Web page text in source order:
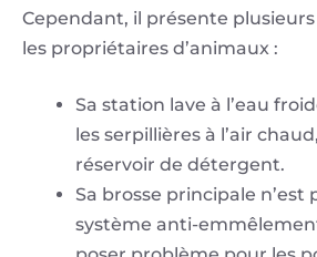
Cependant, il présente
les propriétaires d’animaux :
Sa station lave à l’eau
les serpillières à l’air
réservoir de détergent.
Sa brosse principale n’est
système anti-